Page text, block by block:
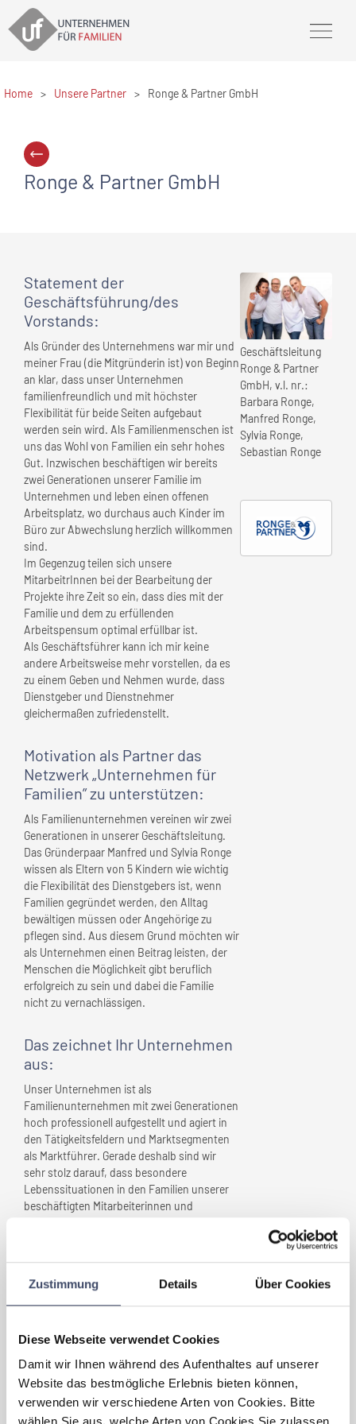
Zustimmung Details Über Cookies
Diese Webseite verwendet Cookies
Damit wir Ihnen während des Aufenthaltes auf unserer
Website das bestmögliche Erlebnis bieten können,
verwenden wir verschiedene Arten von Cookies. Bitte
Home > Unsere Partner > Ronge & Partner GmbH
Ronge & Partner GmbH
Statement der
Geschäftsführung/des
Vorstands:
Als Gründer des Unternehmens war mir und
meiner Frau (die Mitgründerin ist) von Beginn
an klar, dass unser Unternehmen
familienfreundlich und mit höchster
Flexibilität für beide Seiten aufgebaut
werden sein wird. Als Familienmenschen ist
uns das Wohl von Familien ein sehr hohes
Gut. Inzwischen beschäftigen wir bereits
zwei Generationen unserer Familie im
Unternehmen und leben einen offenen
Arbeitsplatz, wo durchaus auch Kinder im
Büro zur Abwechslung herzlich willkommen
sind.
Im Gegenzug teilen sich unsere
MitarbeitrInnen bei der Bearbeitung der
Projekte ihre Zeit so ein, dass dies mit der
Familie und dem zu erfüllenden
Arbeitspensum optimal erfüllbar ist.
Als Geschäftsführer kann ich mir keine
andere Arbeitsweise mehr vorstellen, da es
zu einem Geben und Nehmen wurde, dass
Dienstgeber und Dienstnehmer
gleichermaßen zufriedenstellt.
Motivation als Partner das
Netzwerk „Unternehmen für
Familien” zu unterstützen:
Als Familienunternehmen vereinen wir zwei
Generationen in unserer Geschäftsleitung.
Das Gründerpaar Manfred und Sylvia Ronge
wissen als Eltern von 5 Kindern wie wichtig
die Flexibilität des Dienstgebers ist, wenn
Familien gegründet werden, den Alltag
bewältigen müssen oder Angehörige zu
pflegen sind. Aus diesem Grund möchten wir
als Unternehmen einen Beitrag leisten, der
Menschen die Möglichkeit gibt beruflich
erfolgreich zu sein und dabei die Familie
nicht zu vernachlässigen.
Das zeichnet Ihr Unternehmen
aus:
Unser Unternehmen ist als
Familienunternehmen mit zwei Generationen
hoch professionell aufgestellt und agiert in
den Tätigkeitsfeldern und Marktsegmenten
als Marktführer. Gerade deshalb sind wir
sehr stolz darauf, dass besondere
Lebenssituationen in den Familien unserer
beschäftigten Mitarbeiterinnen und
automatisch an die Tagesordnung.
Welche Maßnahmen wurden
gesetzt, die Ihr Unternehmen
„familienfreundlich” gemacht
haben?
Wir bieten beschäftigten Personen flexible
Geschäftsleitung
Ronge & Partner
GmbH, v.l. nr.:
Barbara Ronge,
Manfred Ronge,
Sylvia Ronge,
Sebastian Ronge